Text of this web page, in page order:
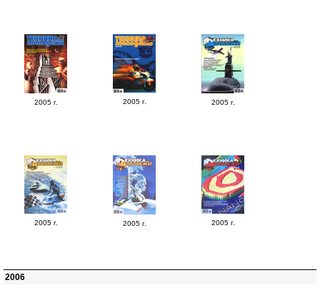
2005 г. 2005 г. 2005 г.
2005 г. 2005 г. 2005 г.
2006